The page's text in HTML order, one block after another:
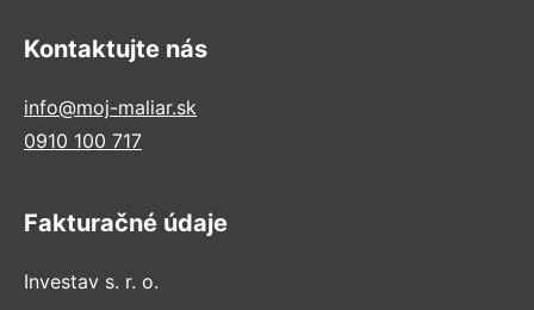
Kontaktujte nás
info@moj-maliar.sk
0910 100 717
Fakturačné údaje
Investav s. r. o.